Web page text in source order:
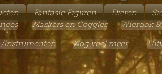
Fantasie Figuren Dieren
Maskers en Goggles Wierook &
Instrumenten Nog veel meer